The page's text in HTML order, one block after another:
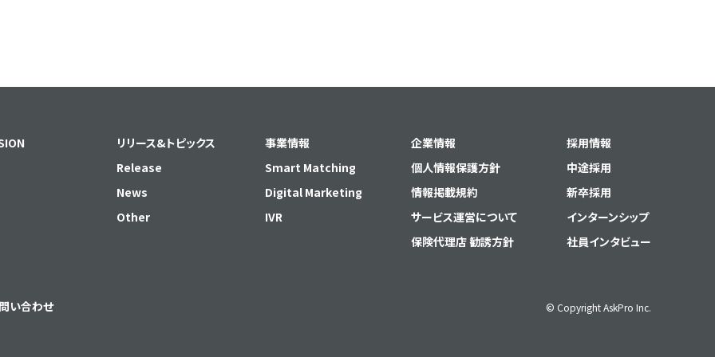
リリース&トピックス
Release
News
Other
事業情報
Smart Matching
Digital Marketing
IVR
企業情報
個人情報保護方針
情報掲載規約
サービス運営について
保険代理店 勧誘方針
採用情報
中途採用
新卒採用
インターンシップ
社員インタビュー
い合わせ © Copyright AskPro Inc.